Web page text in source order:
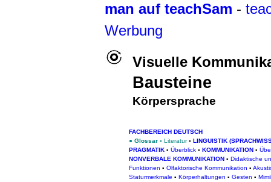
man auf teachSam -
Werbung
Visuelle
Bausteine
Körpersprache
FACHBEREICH DEUTSCH
● Glossar ▪ Literatur ▪ LINGUISTIK
PRAGMATIK ▪ Überblick ▪ KOMMUNIKATION ▪
NONVERBALE KOMMUNIKATION ▪ Didaktische
Funktionen ▪ Olfaktorische Kommunikation ▪
Staturmerkmale ▪ Körperhaltungen ▪ Gesten ▪